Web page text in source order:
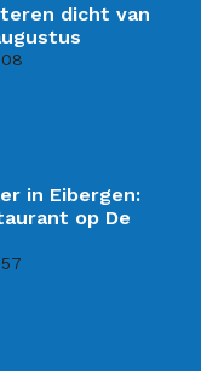
dicht van
in Eibergen:
op De